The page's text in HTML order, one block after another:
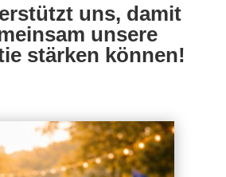
uns, damit
unsere
stärken können!